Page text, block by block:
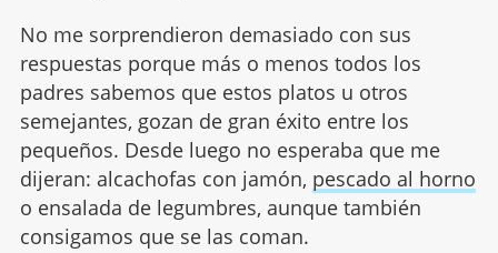
No me sorprendieron demasiado con sus
respuestas porque más o menos todos los
padres sabemos que estos platos u otros
semejantes, gozan de gran éxito entre los
pequeños. Desde luego no esperaba que me
dijeran: alcachofas con jamón, pescado al horno
o ensalada de legumbres, aunque también
consigamos que se las coman.